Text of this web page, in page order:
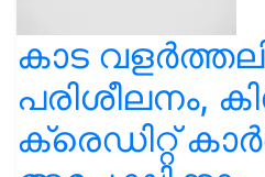
കാട
പരിശീലനം,
ക്രെഡിറ്റ്